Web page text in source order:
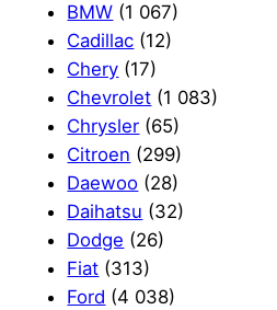
BMW (1 067)
Cadillac (12)
Chery (17)
Chevrolet (1 083)
Chrysler (65)
Citroen (299)
Daewoo (28)
Daihatsu (32)
Dodge (26)
Fiat (313)
Ford (4 038)